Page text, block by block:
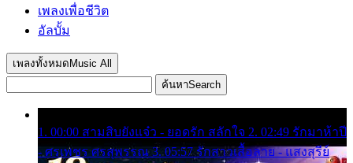
เพลงเพื่อชีวิต
อัลบั้ม
เพลงทั้งหมด Music All
ค้นหาSearch
1. 00:00 สามสิบยังแจ๋ว - ยอดรัก สลักใจ 2. 02:49 รักมาห้าปี
- ศรเพชร ศรสุพรรณ 3. 05:57 รักสาวเสื้อลาย - แสงสุรีย์